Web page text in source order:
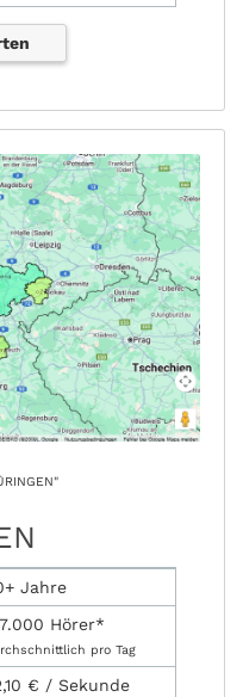
Jahre
Hörer*
pro Tag
€ / Sekunde